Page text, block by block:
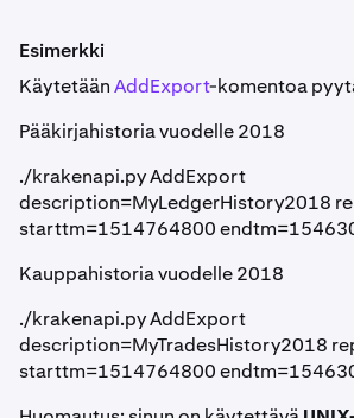
Esimerkki
KäytetäänAddExport-komentoa
Pääkirjahistoria vuodelle 2018
./krakenapi.py AddExport
description=MyLedgerHistory2018
starttm=1514764800
Kauppahistoria vuodelle 2018
./krakenapi.py AddExport
description=MyTradesHistory2018
starttm=1514764800